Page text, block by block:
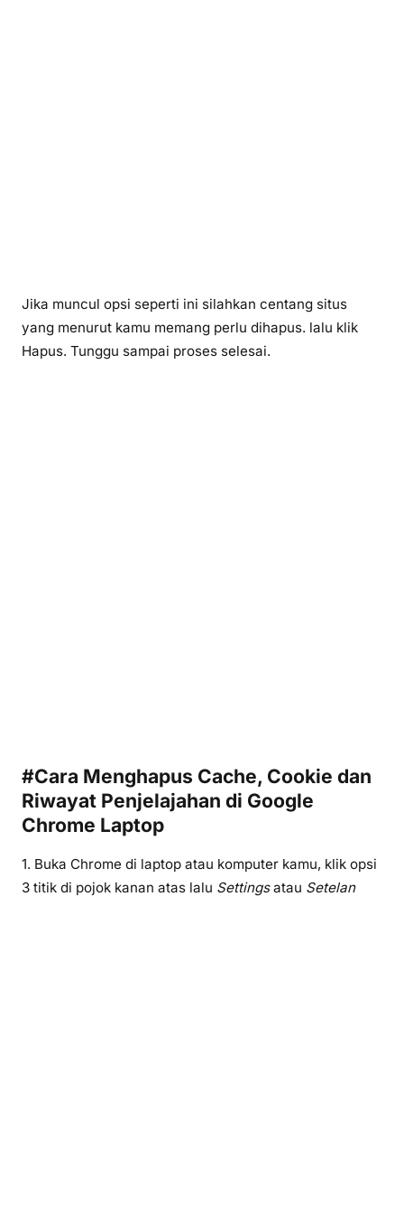
Jika muncul opsi seperti ini silahkan centang situs
yang menurut kamu memang perlu dihapus. lalu klik
Hapus. Tunggu sampai proses selesai.
#Cara Menghapus Cache, Cookie dan
Riwayat Penjelajahan di Google
Chrome Laptop
1. Buka Chrome di laptop atau komputer kamu, klik opsi
3 titik di pojok kanan atas lalu Settingsatau Setelan